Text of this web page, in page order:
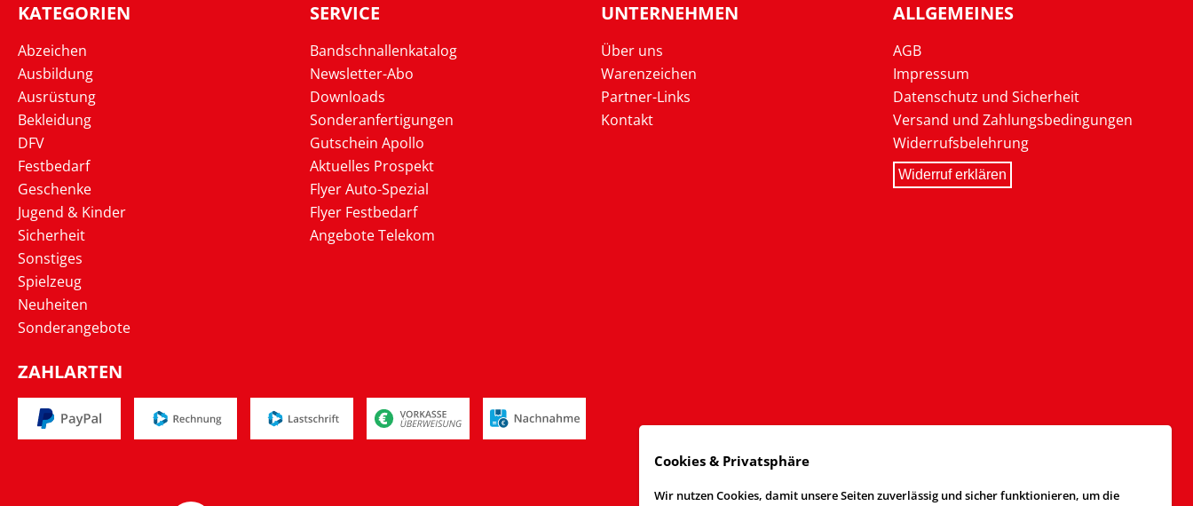
KATEGORIEN
Abzeichen
Ausbildung
Ausrüstung
Bekleidung
DFV
Festbedarf
Geschenke
Jugend & Kinder
Sicherheit
Sonstiges
Spielzeug
Neuheiten
Sonderangebote
SERVICE
Bandschnallenkatalog
Newsletter-Abo
Downloads
Sonderanfertigungen
Gutschein Apollo
Aktuelles Prospekt
Flyer Auto-Spezial
Flyer Festbedarf
Angebote Telekom
UNTERNEHMEN
Über uns
Warenzeichen
Partner-Links
Kontakt
ALLGEMEINES
AGB
Impressum
Datenschutz und Sicherheit
Versand und Zahlungsbedingungen
Widerrufsbelehrung
Widerruf erklären
ZAHLARTEN
Cookies & Privatsphäre
Wir nutzen Cookies, damit unsere Seiten zuverlässig und sicher funktionieren, um die